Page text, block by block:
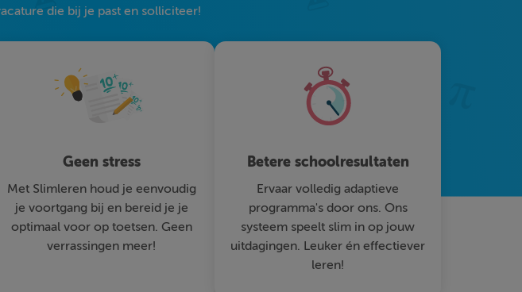
die bij je past en solliciteer!
Geen stress
Met Slimleren houd je eenvoudig
je voortgang bij en bereid je je
optimaal voor op toetsen. Geen
verrassingen meer!
Betere schoolresultaten
Ervaar volledig adaptieve
programma's door ons. Ons
systeem speelt slim in op jouw
uitdagingen. Leuker én effectiever
leren!